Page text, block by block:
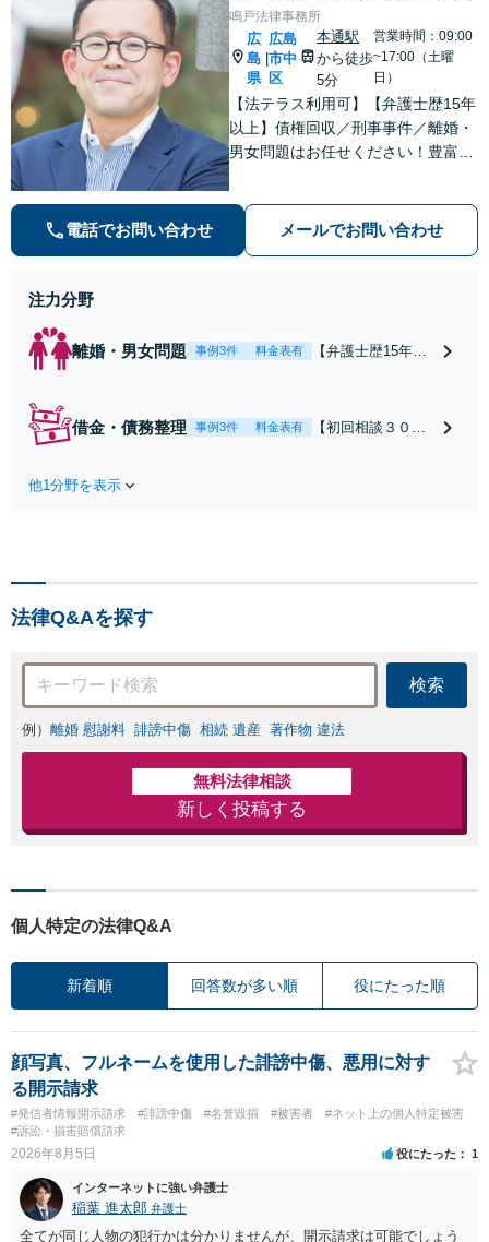
鳴戸法律事務所
広
島
県
広島
市中
区
本通駅
から徒歩
5分
営業時間：09:00
~17:00（土曜
日）
【法テラス利用可】【弁護士歴15年
以上】債権回収／刑事事件／離婚・
男女問題はお任せください！豊富な
【子連れ相談】【完全個室相談】
【休日・夜間対応可】【本通駅5
電話でお問い合わせ メールでお問い合わせ
注力分野
離婚・男女問題 事例3件 料金表有
【弁護士歴15年以
家や住宅ローンを
借金・債務整理 事例3件 料金表有
【初回相談３０分
任意整理・個人再
をご説明し、より
良い解決を目指し
ます。
他1分野を表示
法律Q&Aを探す
検索
例） 離婚 慰謝料 誹謗中傷 相続 遺産 著作物 違法
無料法律相談
新しく投稿する
個人特定の法律Q&A
新着順 回答数が多い順 役にたった順
顔写真、フルネームを使用した誹謗中傷、悪用に対す
る開示請求
#発信者情報開示請求 #誹謗中傷 #名誉毀損 #被害者
#ネット上の個人特定被害
#訴訟・損害賠償請求
2026年8月5日 役にたった 1
インターネットに強い弁護士
稲葉 進太郎 弁護士
全てが同じ人物の犯行かは分かりませんが、開示請求は可能でしょう